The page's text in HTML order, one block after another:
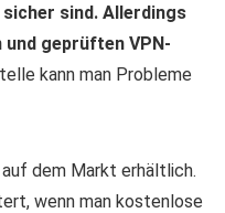
sind. Allerdings
geprüften VPN-
kann man Probleme
dem Markt erhältlich.
wenn man kostenlose